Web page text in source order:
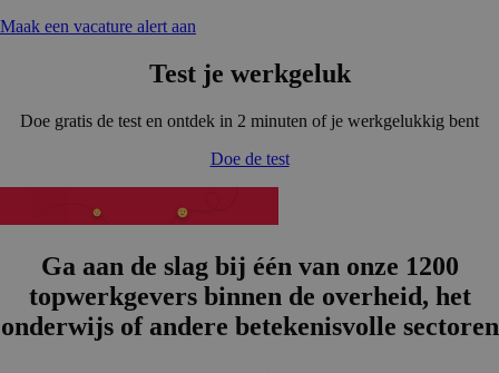
Maak een vacature alert aan
Test je werkgeluk
Doe gratis de test en ontdek in 2 minuten of je werkgelukkig bent
Doe de test
Ga aan de slag bij één van onze 1200
topwerkge­vers binnen de overheid, het
onderwijs of andere betekenis­volle sectoren